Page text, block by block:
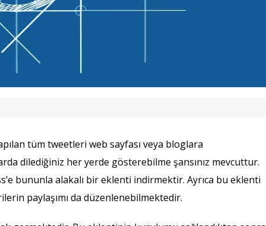
tüm tweetleri web sayfası veya bloglara
dilediğiniz her yerde gösterebilme şansınız mevcuttur.
bununla alakalı bir eklenti indirmektir. Ayrıca bu eklenti
paylaşımı da düzenlenebilmektedir.